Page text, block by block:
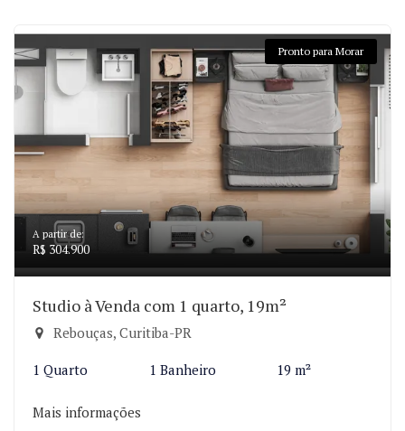
Pronto para Morar
A partir de:
R$ 304.900
Studio à Venda com 1 quarto, 19m²
Rebouças, Curitiba-PR
1 Quarto 1 Banheiro 19 m²
Mais informações